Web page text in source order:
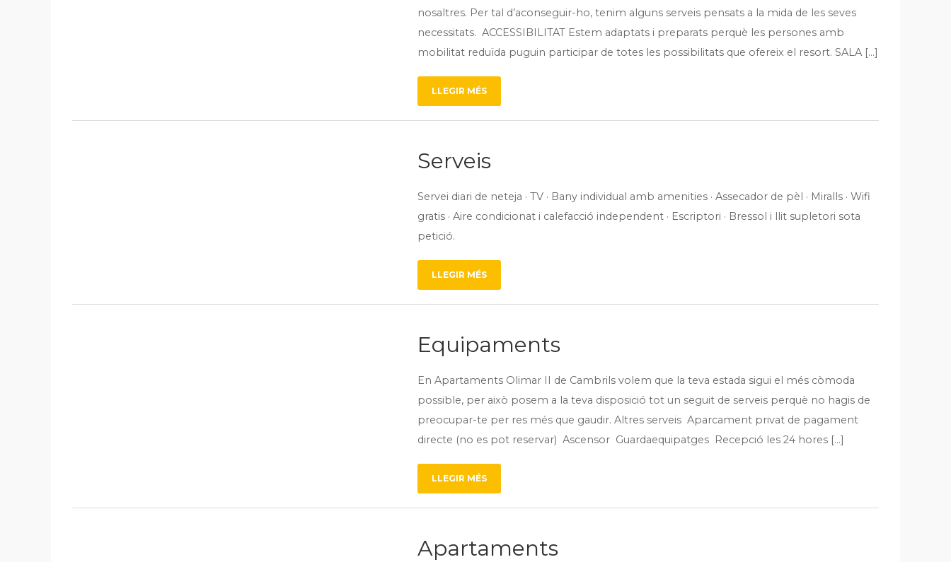
nosaltres. Per tal d’aconseguir-ho, tenim alguns serveis pensats a la mida de les seves
necessitats. ACCESSIBILITAT Estem adaptats i preparats perquè les persones amb
mobilitat reduïda puguin participar de totes les possibilitats que ofereix el resort. SALA […]
LLEGIR MÉS
Serveis
Servei diari de neteja · TV · Bany individual amb amenities · Assecador de pèl · Miralls · Wifi
gratis · Aire condicionat i calefacció independent · Escriptori · Bressol i llit supletori sota
petició.
LLEGIR MÉS
Equipaments
En Apartaments Olimar II de Cambrils volem que la teva estada sigui el més còmoda
possible, per això posem a la teva disposició tot un seguit de serveis perquè no hagis de
preocupar-te per res més que gaudir. Altres serveis Aparcament privat de pagament
directe (no es pot reservar) Ascensor Guardaequipatges Recepció les 24 hores […]
LLEGIR MÉS
Apartaments